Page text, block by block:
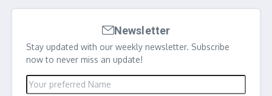
Newsletter
Stay updated with our weekly newsletter. Subscribe
now to never miss an update!